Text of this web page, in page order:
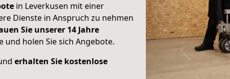
in Leverkusen mit einer
Dienste in Anspruch zu nehmen
Sie unserer 14 Jahre
und holen Sie sich Angebote.
erhalten Sie kostenlose